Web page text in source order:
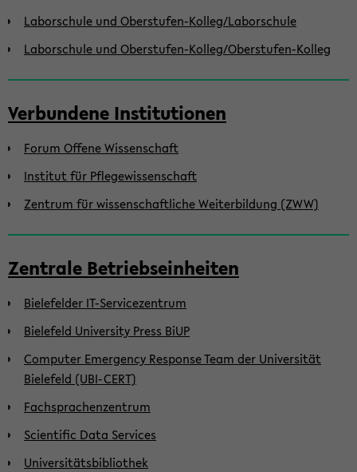
Laborschule und Oberstufen-Kolleg/Laborschule
Laborschule und Oberstufen-Kolleg/Oberstufen-Kolleg
Verbundene Institutionen
Forum Offene Wissenschaft
Institut für Pflegewissenschaft
Zentrum für wissenschaftliche Weiterbildung (ZWW)
Zentrale Betriebseinheiten
Bielefelder IT-Servicezentrum
Bielefeld University Press BiUP
Computer Emergency Response Team der Universität
Bielefeld (UBI-CERT)
Fachsprachenzentrum
Scientific Data Services
Universitätsbibliothek